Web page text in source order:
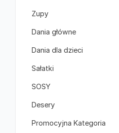
Zupy
Dania główne
Dania dla dzieci
Sałatki
SOSY
Desery
Promocyjna Kategoria